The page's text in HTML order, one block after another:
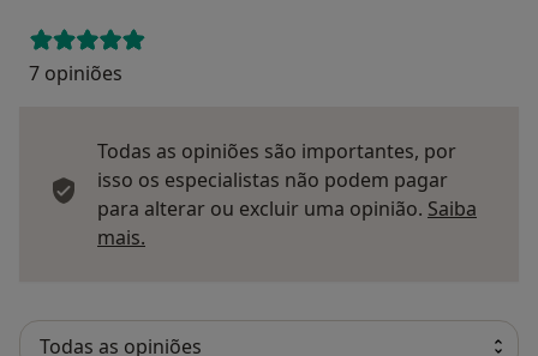
7 opiniões
Todas as opiniões são importantes, por
isso os especialistas não podem pagar
para alterar ou excluir uma opinião. Saiba
mais.